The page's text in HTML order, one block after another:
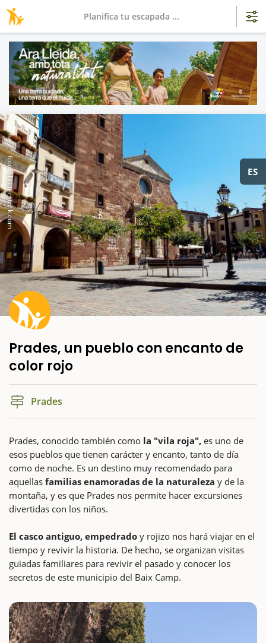
ES
Prades, un pueblo con encanto de
color rojo
foto: shutterstock.com
Prades
Prades, conocido también como la "vila roja", es uno de
esos pueblos que tienen carácter y encanto, tanto de día
como de noche. Es un destino muy recomendado para
aquellas familias enamoradas de la naturaleza y de la
montaña, y es que Prades nos permite hacer excursiones
divertidas con los niños.
El casco antiguo, empedrado y rojizo nos hará viajar en el
tiempo y revivir la historia. De hecho, se organizan visitas
guiadas familiares para revivir el pasado y conocer los
secretos de este municipio del Baix Camp.
Planifica tu escapada ...